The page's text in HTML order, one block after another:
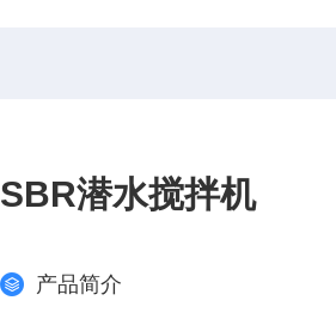
SBR潜水搅拌机
产品简介